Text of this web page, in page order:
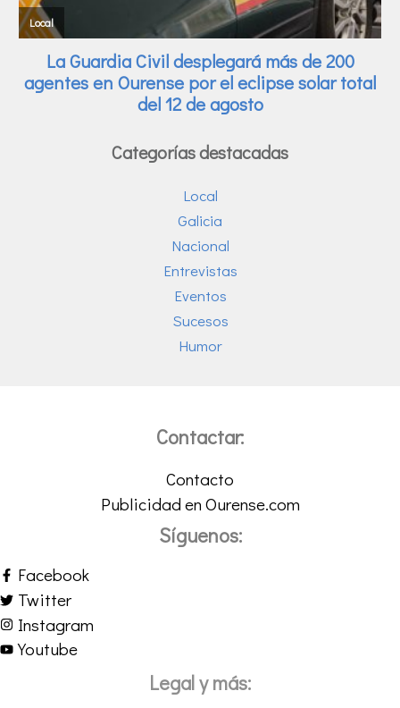
Categorías destacadas
Local
Galicia
Nacional
Entrevistas
Eventos
Sucesos
Humor
Contactar:
Contacto
Publicidad en Ourense.com
Síguenos:
Facebook
Twitter
Instagram
Youtube
Legal y más: